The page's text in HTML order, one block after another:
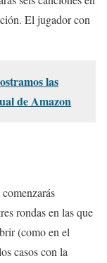
El jugador con
las
de Amazon
rondas en las que
(como en el
casos con la